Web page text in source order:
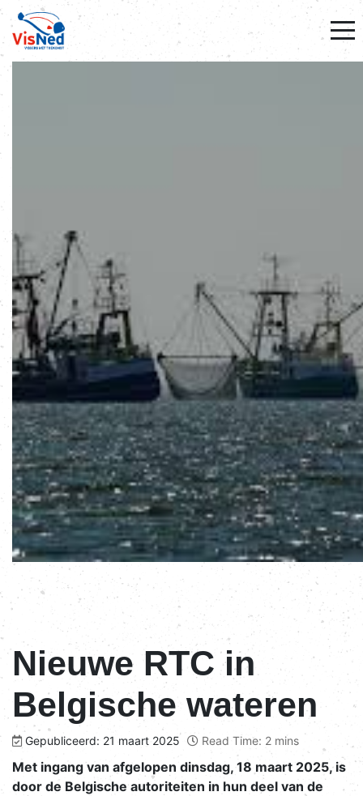
Nieuwe RTC in
Belgische wateren
Gepubliceerd: 21 maart 2025 Read Time: 2 mins
Met ingang van afgelopen dinsdag, 18 maart 2025, is
door de Belgische autoriteiten in hun deel van de